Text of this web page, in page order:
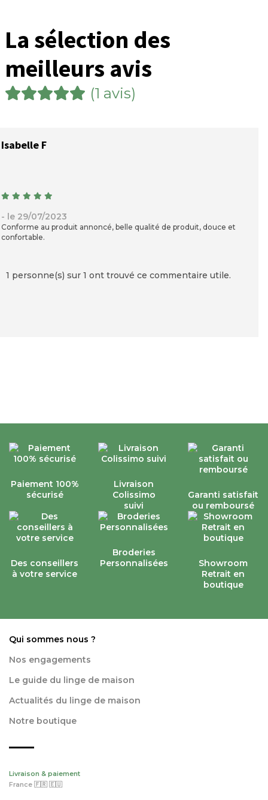
La sélection des
meilleurs avis
(1 avis)
Isabelle F
- le 29/07/2023
Conforme au produit annoncé, belle qualité de produit, douce et
confortable.
1 personne(s) sur 1 ont trouvé ce commentaire utile.
Paiement 100%
sécurisé
Livraison
Colissimo
suivi
Garanti satisfait
ou remboursé
Des conseillers
à votre service
Broderies
Personnalisées
Showroom
Retrait en
boutique
Qui sommes nous ?
Nos engagements
Le guide du linge de maison
Actualités du linge de maison
Notre boutique
Livraison & paiement
France 🇫🇷 🇪🇺